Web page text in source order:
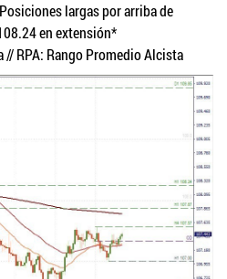
largas por arriba de
en extensión*
RPA: Rango Promedio Alcista